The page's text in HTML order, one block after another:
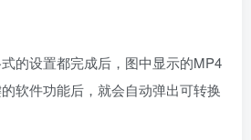
的设置都完成后，图中显示的MP4
软件功能后，就会自动弹出可转换